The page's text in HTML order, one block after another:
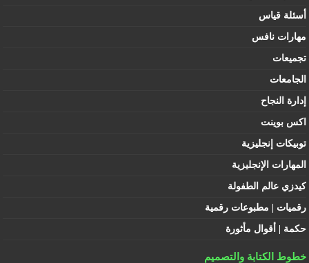
أسئلة قياس
مهارات نافس
تجميعات
الجامعات
إدارة النجاح
اكس بوينت
توبيكات إنجليزية
المهارات الإنجليزية
كيدزي عالم الطفولة
رقميات | مطبوعات رقمية
حكمة | أقوال مأثورة
خطوط الكتابة والتصميم